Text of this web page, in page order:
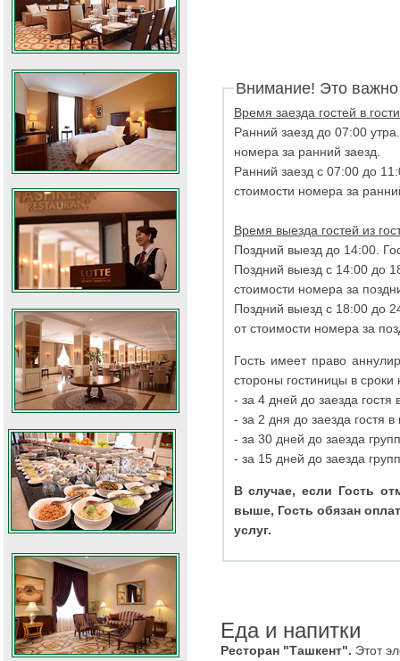
Внимание! Это важно
Время заезда гостей в
Ранний заезд до 07:00 утра.
номера за ранний заезд.
Ранний заезд с 07:00 до
стоимости номера за
Время выезда гостей из
Поздний выезд до 14:00.
Поздний выезд с 14:00 до
стоимости номера за
Поздний выезд с 18:00 до 24:00
от стоимости номера за
Гость имеет право
стороны гостиницы в
- за 4дней до заезда гостя
- за 2 дня до заезда гостя
- за 30 дней до заезда
- за 15 дней до заезда
В случае, если Гость отменяет
выше, Гость обязан оплатить Гостинице
услуг.
Еда и напитки
Ресторан "Ташкент". Этот